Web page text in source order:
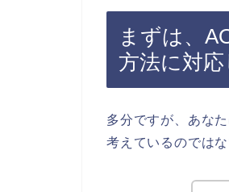
まずは、
方法に対
多分ですが、あな
考えているのでは